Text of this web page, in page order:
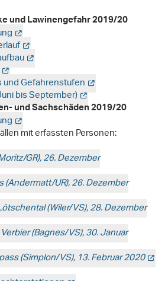
und Lawinengefahr 2019/20
Gefahrenstufen
bis September)
und Sachschäden 2019/20
mit erfassten Personen:
GR), 26. Dezember
(Andermatt/UR), 26. Dezember
(Wiler/VS), 28. Dezember
(Bagnes/VS), 30. Januar
(Simplon/VS), 13. Februar 2020